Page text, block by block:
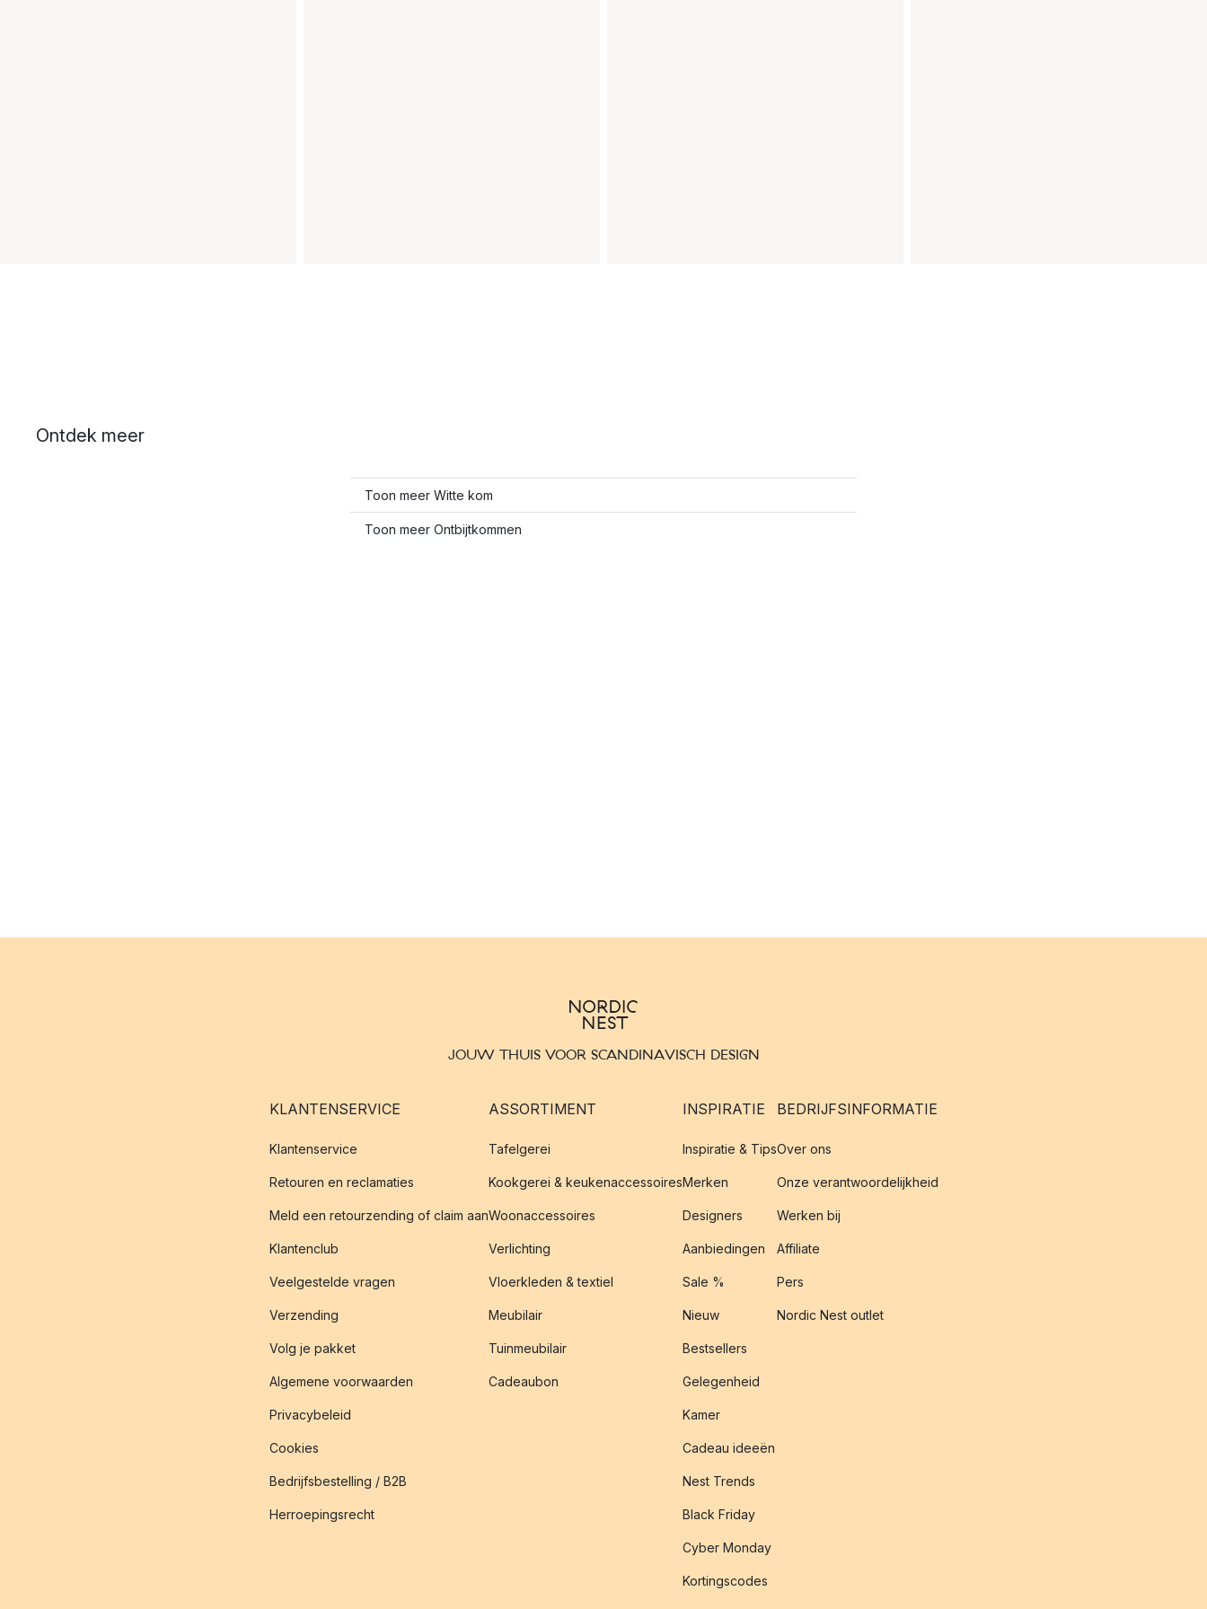
Ontdek meer
Toon meer Witte kom
Toon meer Ontbijtkommen
JOUW THUIS VOOR SCANDINAVISCH DESIGN
KLANTENSERVICE
Klantenservice
Retouren en reclamaties
Meld een retourzending of claim aan
Klantenclub
Veelgestelde vragen
Verzending
Volg je pakket
Algemene voorwaarden
Privacybeleid
Cookies
Bedrijfsbestelling / B2B
Herroepingsrecht
ASSORTIMENT
Tafelgerei
Kookgerei & keukenaccessoires
Woonaccessoires
Verlichting
Vloerkleden & textiel
Meubilair
Tuinmeubilair
Cadeaubon
INSPIRATIE
Inspiratie & Tips
Merken
Designers
Aanbiedingen
Sale %
Nieuw
Bestsellers
Gelegenheid
Kamer
Cadeau ideeën
Nest Trends
Black Friday
Cyber Monday
Kortingscodes
BEDRIJFSINFORMATIE
Over ons
Onze verantwoordelijkheid
Werken bij
Affiliate
Pers
Nordic Nest outlet